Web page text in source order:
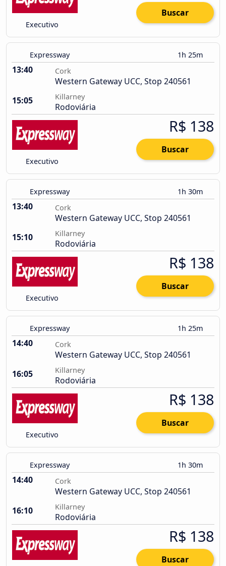
Executivo
Buscar
Expressway 1h 25m
13:40 Cork
Western Gateway UCC, Stop 240561
15:05
Killarney
Rodoviária
Executivo
R$ 138
Buscar
Expressway 1h 30m
13:40 Cork
Western Gateway UCC, Stop 240561
15:10
Killarney
Rodoviária
Executivo
R$ 138
Buscar
Expressway 1h 25m
14:40 Cork
Western Gateway UCC, Stop 240561
16:05
Killarney
Rodoviária
Executivo
R$ 138
Buscar
Expressway 1h 30m
14:40 Cork
Western Gateway UCC, Stop 240561
16:10
Killarney
Rodoviária
R$ 138
Buscar